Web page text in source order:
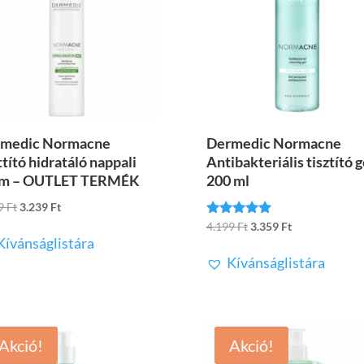
Normacne
hidratáló nappali
– OUTLET TERMÉK
FtOriginal
was:
3.239 FtCurrent
is:
Dermedic Normacne
Antibakteriális tisztító
200 ml
Értékelés:
4.199Ft Original
was:
3.359 FtCurrent
is:
Kívánságlistára
Akció! Akció!